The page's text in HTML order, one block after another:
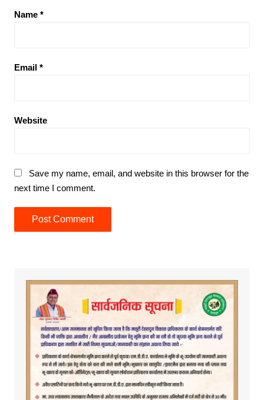
Name *
Email *
Website
Save my name, email, and website in this browser for the
next time I comment.